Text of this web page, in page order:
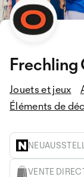
Frechling
Jouets et jeux
Éléments de
VENTE